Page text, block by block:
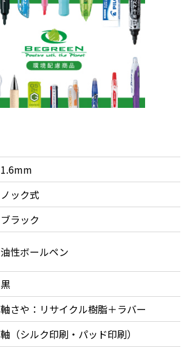
1.6mm
ノック式
ブラック
油性ボールペン
黒
軸さや：リサイクル樹脂＋ラバー
軸（シルク印刷・パッド印刷）